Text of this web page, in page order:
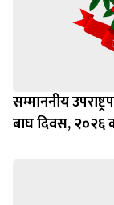
सम्माननीय
बाघ दिवस,